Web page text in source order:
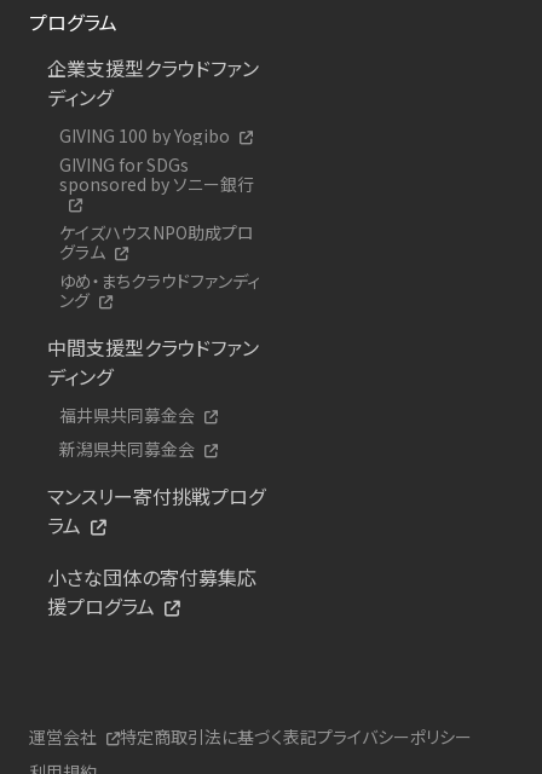
プログラム
企業支援型クラウドファン
ディング
GIVING 100 by Yogibo
GIVING for SDGs
sponsored by ソニー銀行
ケイズハウスNPO助成プロ
グラム
ゆめ・まちクラウドファンディ
ング
中間支援型クラウドファン
ディング
福井県共同募金会
新潟県共同募金会
マンスリー寄付挑戦プログ
ラム
小さな団体の寄付募集応
援プログラム
運営会社 特定商取引法に基づく表記プライバシーポリシー